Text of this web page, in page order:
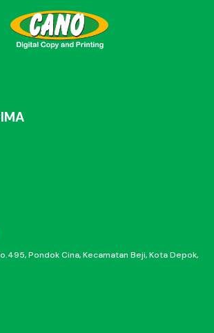
Pondok Cina, Kecamatan Beji, Kota Depok,